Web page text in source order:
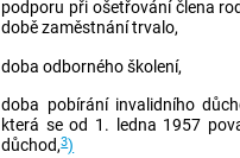
podporu při ošetřování člena
době zaměstnání trvalo,
doba odborného školení,
doba pobírání invalidního
která se od 1. ledna 1957
důchod,3)